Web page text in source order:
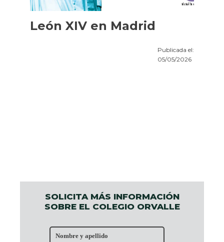
SOLICITA MÁS INFORMACIÓN
SOBRE EL COLEGIO ORVALLE
León XIV en Madrid
Publicada el:
05/05/2026